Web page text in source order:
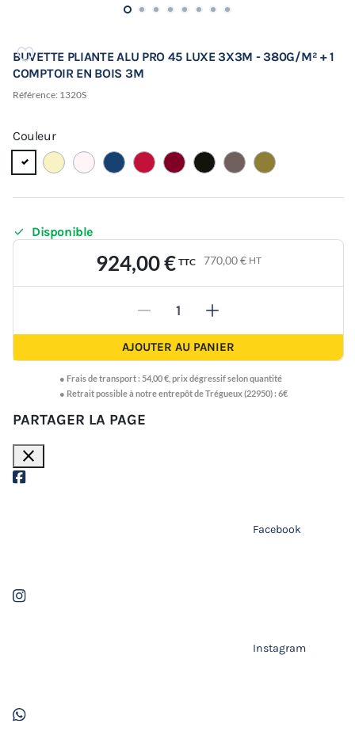
BUVETTE PLIANTE ALU PRO 45 LUXE 3X3M - 380G/M² + 1
COMPTOIR EN BOIS 3M
Référence: 1320S
Couleur
 Disponible
924,00 € TTC 770,00 € HT
- +
AJOUTER AU PANIER
● Frais de transport : 54,00 € prix dégressif selon quantité
● Retrait possible à notre entrepôt de Trégueux (22950) : 6€
PARTAGER LA PAGE
close
Facebook
Instagram